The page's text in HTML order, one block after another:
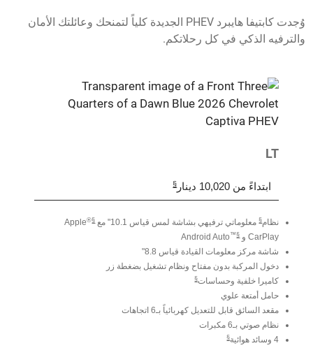
وُجدت كابتيفا هايبرد PHEV الجديدة كلياً لتمنحك وعائلتك الأمان
والترفيه الذكي في كل رحلاتكم.
LT
ابتداءً من 10,020 دينار §
نظام§معلوماتي ترفيهي بشاشة لمس قياس 10.1" مع ®
Apple
CarPlay و
™
Android Auto
شاشة مركز معلومات القيادة قياس 8.8"
دخول المركبة بدون مفتاح ونظام تشغيل بضغطة زر
كاميرا خلفية وحساسات
حامل أمتعة علوي
مقعد السائق قابل للتعديل كهربائياً بـ6 اتجاهات
نظام صوتي بـ6 مكبرات
4 وسائد هوائية
§